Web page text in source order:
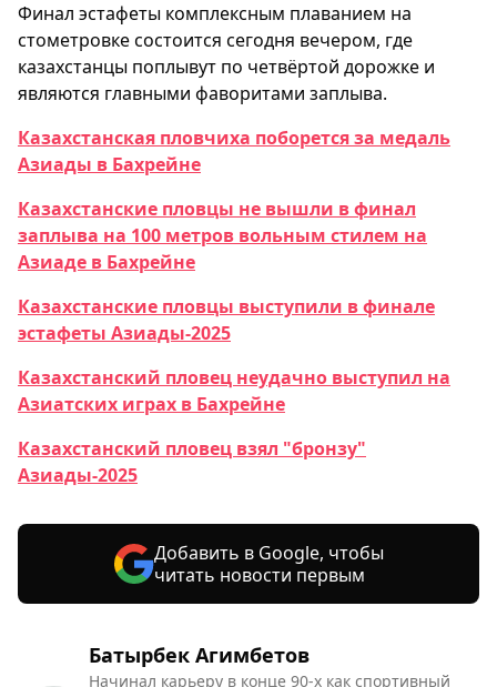
Батырбек Агимбетов
Начинал карьеру в конце 90-х как спортивный
Финал эстафеты комплексным плаванием на
стометровке состоится сегодня вечером, где
казахстанцы поплывут по четвёртой дорожке и
являются главными фаворитами заплыва.
Казахстанская пловчиха поборется за медаль
Азиады в Бахрейне
Казахстанские пловцы не вышли в финал
заплыва на 100 метров вольным стилем на
Азиаде в Бахрейне
Казахстанские пловцы выступили в финале
эстафеты Азиады-2025
Казахстанский пловец неудачно выступил на
Азиатских играх в Бахрейне
Казахстанский пловец взял "бронзу"
Азиады-2025
Добавить в Google, чтобы
читать новости первым